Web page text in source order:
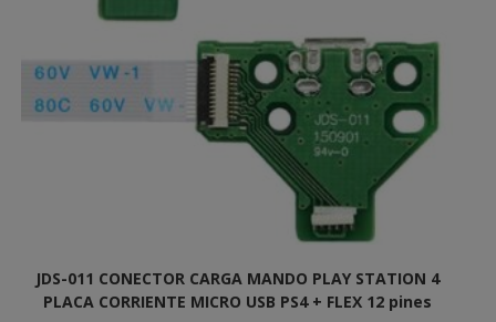
JDS-011 CONECTOR CARGA MANDO PLAY STATION 4
PLACA CORRIENTE MICRO USB PS4 + FLEX 12 pines